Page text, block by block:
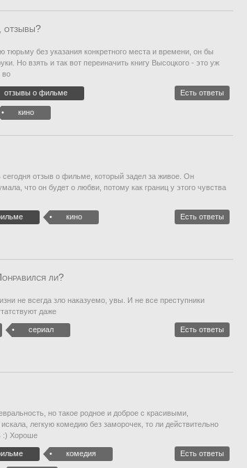
отзывы?
без указания конкретного места и времени, он бы
Но взять и так вот переиначить книгу Высоцкого - это уж
во
отзывы о фильме
кино
Есть ответы
отзыв о фильме, который задел за живое. Он
что он будет о любви, потому как границ у этого чувства
кино Есть ответы
ли?
не всегда зло наказуемо, увы. И не все преступники
даже
сериал Есть ответы
но такое родное и доброе с красивыми,
легкую комедию без заморочек, то ли действительно
:) Хороше
комедия Есть ответы